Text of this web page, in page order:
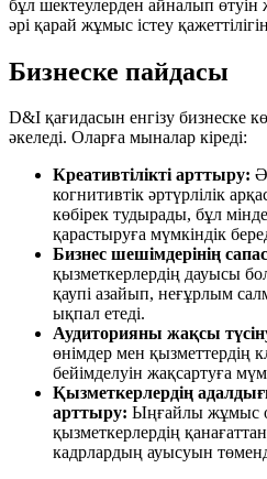
бұл шектеулерден айналып өтуін
әрі қарай жұмыс істеу
Бизнеске пайдасы
D&I қағидасын енгізу бизнеске
әкеледі. Оларға мыналар кіреді:
Креативтілікті арттыру:
когнитивтік әртүрлілік
көбірек тудырады, бұл
қарастыруға мүмкіндік
Бизнес шешімдерінің
қызметкерлердің дауысы
қаупі азайып, неғұрлым
ықпал етеді.
Аудиторияны жақсы
өнімдер мен қызметтердің
бейімделуін жақсартуға
Қызметкерлердің
арттыру: Ыңғайлы жұмыс
қызметкерлердің
кадрлардың ауысуын